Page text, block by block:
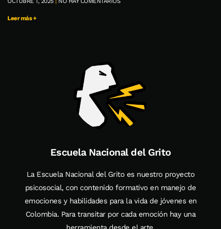
Leer más +
Escuela Nacional del Grito
La Escuela Nacional del Grito es nuestro proyecto
psicosocial, con contenido formativo en manejo de
emociones y habilidades para la vida de jóvenes en
Colombia. Para transitar por cada emoción hay una